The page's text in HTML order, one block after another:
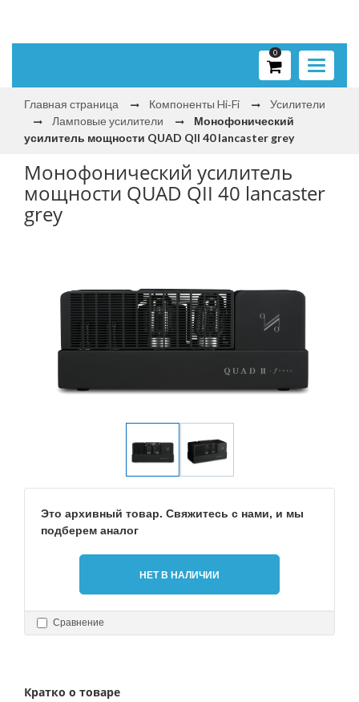
Toggle
0
Главная страница Компоненты Hi‑Fi
Усилители
Ламповые усилители
Монофонический
усилитель мощности QUAD QII 40 lancaster grey
Монофонический усилитель
мощности QUAD QII 40 lancaster
grey
Это архивный товар. Свяжитесь с нами, и мы
подберем аналог
НЕТ В НАЛИЧИИ
Сравнение
Кратко о товаре